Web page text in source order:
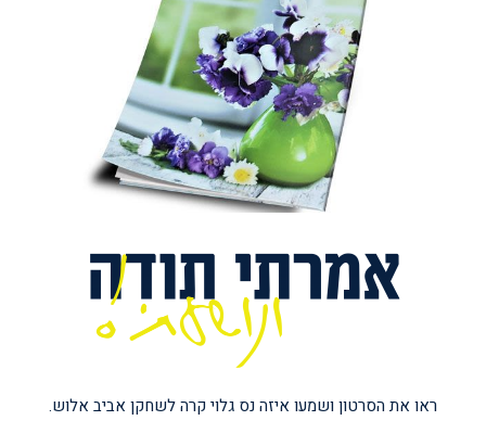
ראו את הסרטון ושמעו איזה נס גלוי קרה לשחקן אביב אלוש.